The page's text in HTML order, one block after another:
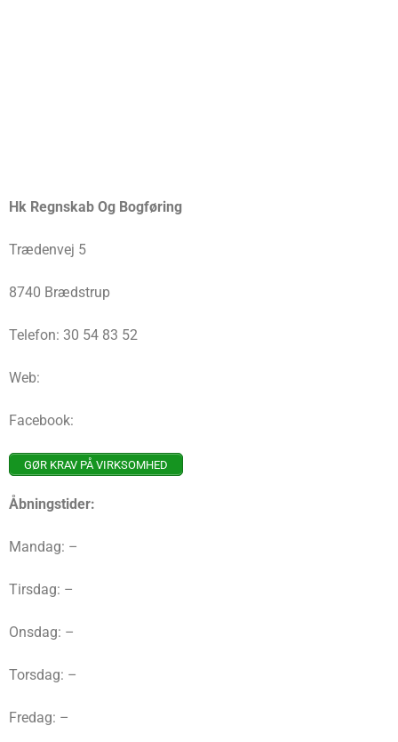
Hk Regnskab Og Bogføring
Trædenvej 5
8740 Brædstrup
Telefon: 30 54 83 52
Web:
Facebook:
GØR KRAV PÅ VIRKSOMHED
Åbningstider:
Mandag: –
Tirsdag: –
Onsdag: –
Torsdag: –
Fredag: –